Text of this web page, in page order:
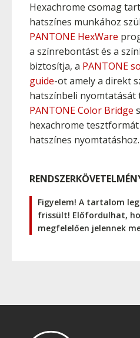
Hexachrome csomag
hatszínes munkához
PANTONE HexWare
a színrebontást és a
biztosítja, a PANTONE
guide-ot amely a direkt
hatszínbeli nyomtatását
PANTONE Color Bridge
hexachrome
hatszínes nyomtatáshoz.
Figyelem! A tartalom
frissült! Előfordulhat,
megfelelően jelennek